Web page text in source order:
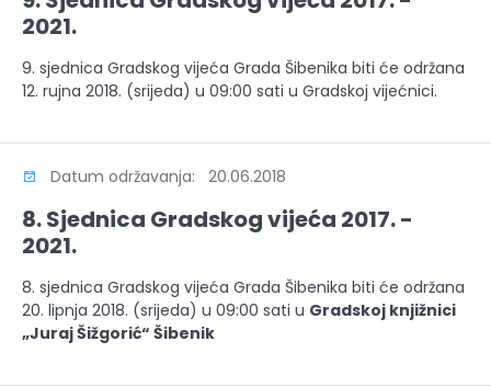
2021.
9. sjednica Gradskog vijeća Grada Šibenika biti će održana
12. rujna 2018. (srijeda) u 09:00 sati u Gradskoj vijećnici.
Datum održavanja: 20.06.2018
8. Sjednica Gradskog vijeća 2017. -
2021.
8. sjednica Gradskog vijeća Grada Šibenika biti će održana
20. lipnja 2018. (srijeda) u 09:00 sati u Gradskoj knjižnici
„Juraj Šižgorić“ Šibenik